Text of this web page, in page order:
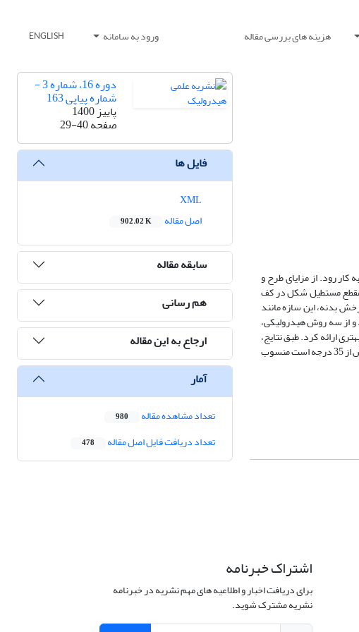
هزینه های بررسی مقاله ورود به سامانه ENGLISH
رود. از مزایای طرح و
مقطع مستطیل شکل در کف
بدنه، این سازه مانند
و از سه روش هیدرولیکی،
نشان داد که روابط به‌دست آمده از آنالیز ابعادی با متوسط خطای 4/4 درصد، نتیجه بهتری ارائه کرد. طبق نتایج،
رفتار هیدرولیکی این سرریز در زوایای کمتر از 35 درجه و بیشتر از آن متفاوت است که دلیل آن به اثر تسهیل‌کننده بدنه سازه برای عبور جریان در زوایای بیش از 35 درجه است منسوب
دوره 16، شماره 3 -
شماره پیاپی 163
پاییز 1400
صفحه29-40
فایل ها
اصل مقاله
902.02 K
سابقه مقاله
هم رسانی
ارجاع به این مقاله
آمار
تعداد مشاهده مقاله 980
تعداد دریافت فایل اصل مقاله 478
اشتراک خبرنامه
برای دریافت اخبار و اطلاعیه های مهم نشریه در خبرنامه
نشریه مشترک شوید.